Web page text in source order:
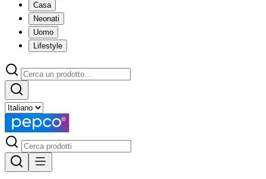
Casa
Neonati
Uomo
Lifestyle